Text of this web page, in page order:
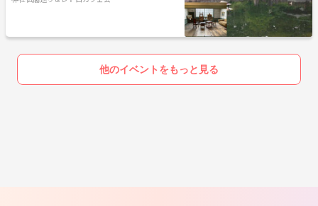
他のイベントをもっと見る